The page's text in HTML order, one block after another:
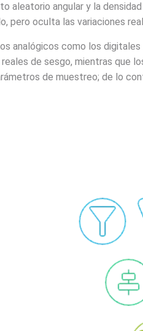
aleatorio angular y la
pero oculta las variaciones
analógicos como los digitales
de sesgo, mientras que
de muestreo; de lo